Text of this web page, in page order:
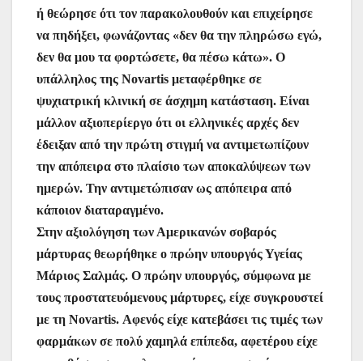
ή θεώρησε ότι τον παρακολουθούν και επιχείρησε
να πηδήξει, φωνάζοντας «δεν θα την πληρώσω εγώ,
δεν θα μου τα φορτώσετε, θα πέσω κάτω». Ο
υπάλληλος της Novartis μεταφέρθηκε σε
ψυχιατρική κλινική σε άσχημη κατάσταση. Είναι
μάλλον αξιοπερίεργο ότι οι ελληνικές αρχές δεν
έδειξαν από την πρώτη στιγμή να αντιμετωπίζουν
την απόπειρα στο πλαίσιο των αποκαλύψεων των
ημερών. Την αντιμετώπισαν ως απόπειρα από
κάποιον διαταραγμένο.
Στην αξιολόγηση των Αμερικανών σοβαρός
μάρτυρας θεωρήθηκε ο πρώην υπουργός Υγείας
Μάριος Σαλμάς. Ο πρώην υπουργός, σύμφωνα με
τους προστατευόμενους μάρτυρες, είχε συγκρουστεί
με τη Novartis. Αφενός είχε κατεβάσει τις τιμές των
φαρμάκων σε πολύ χαμηλά επίπεδα, αφετέρου είχε